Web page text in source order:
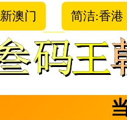
新澳门 简洁:香港